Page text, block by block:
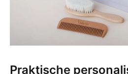
Praktische